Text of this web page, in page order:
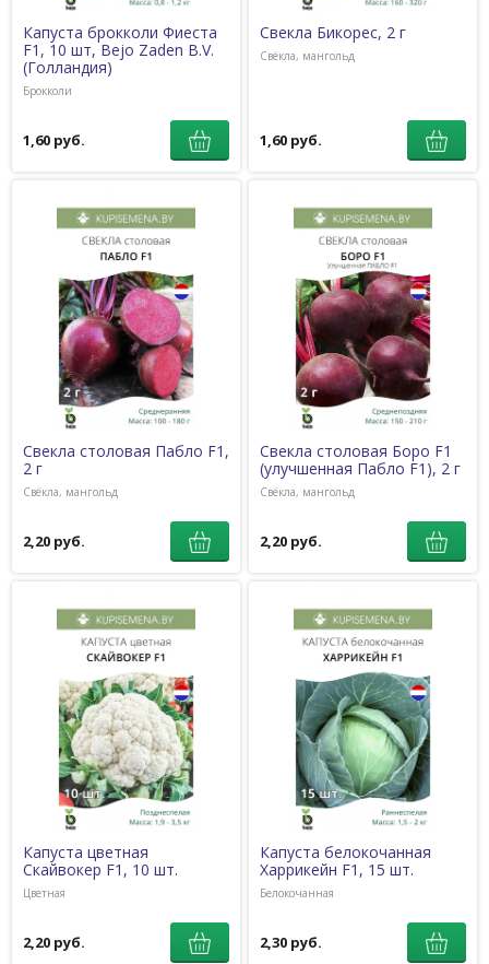
Капуста брокколи Фиеста
F1, 10 шт, Bejo Zaden B.V.
(Голландия)
Брокколи
1,60 руб.
Свекла Бикорес, 2 г
Свёкла, мангольд
1,60 руб.
Свекла столовая Пабло F1,
2 г
Свёкла, мангольд
2,20 руб.
Свекла столовая Боро F1
(улучшенная Пабло F1), 2 г
Свёкла, мангольд
2,20 руб.
Капуста цветная
Скайвокер F1, 10 шт.
Цветная
2,20 руб.
Капуста белокочанная
Харрикейн F1, 15 шт.
Белокочанная
2,30 руб.